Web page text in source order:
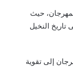
حيث
تاريخ النخيل
إلى تقوية